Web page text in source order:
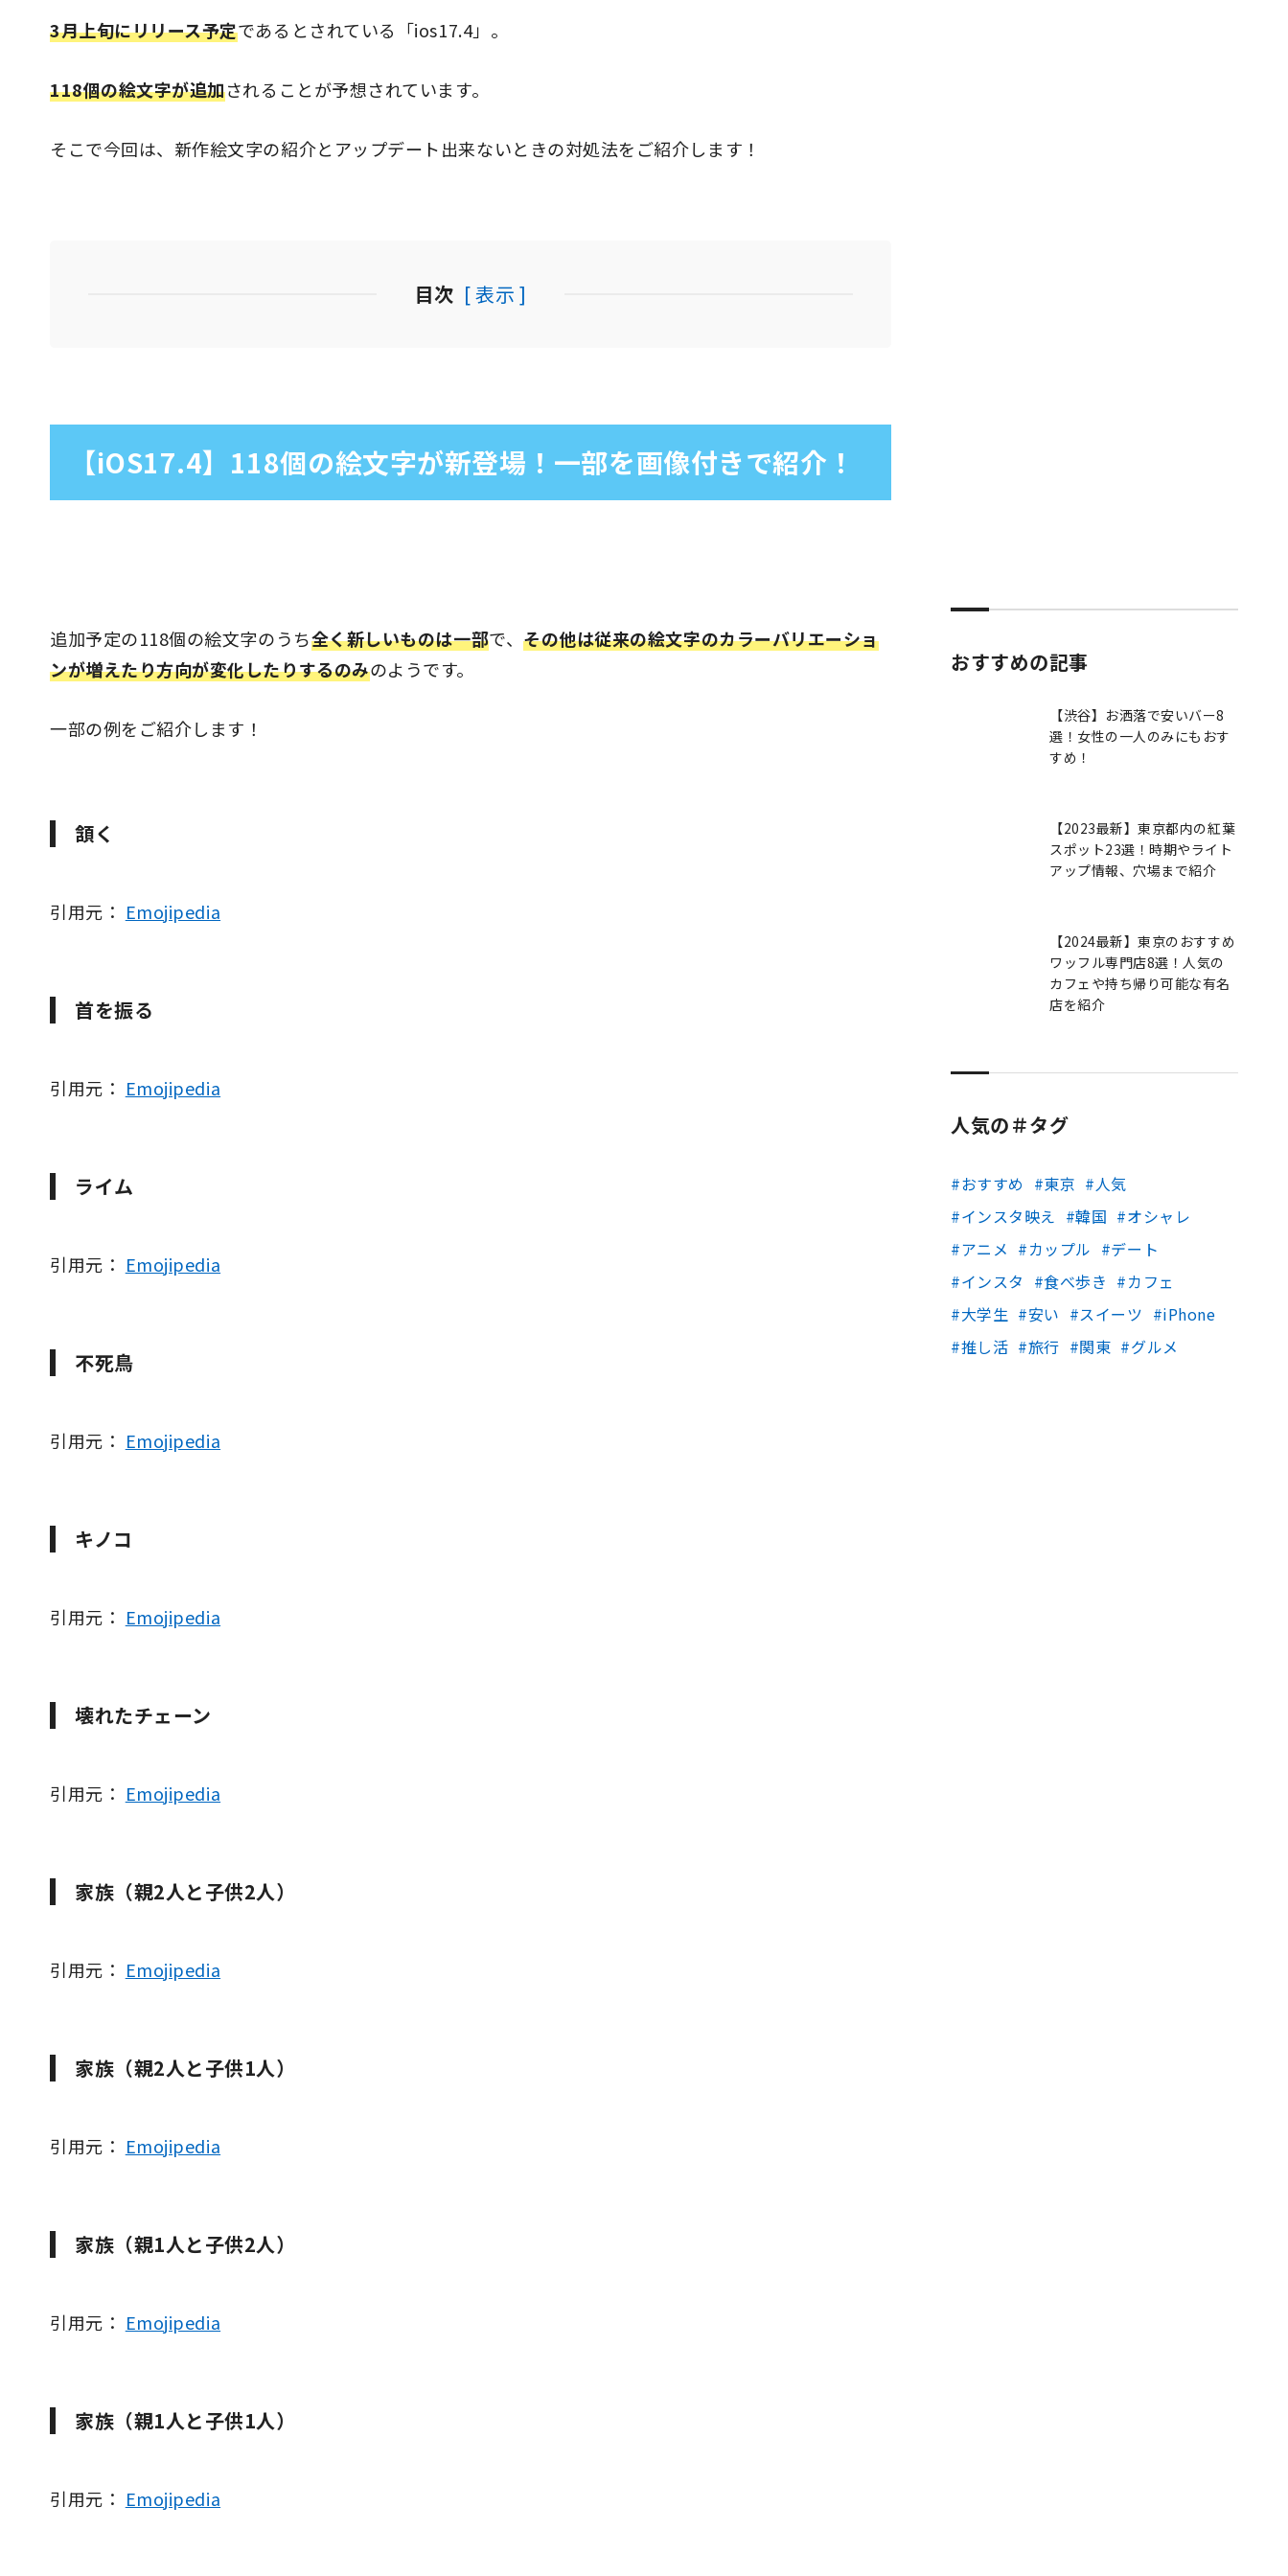
3月上旬にリリース予定であるとされている「ios17.4」。
118個の絵文字が追加されることが予想されています。
そこで今回は、新作絵文字の紹介とアップデート出来ないときの対処法をご紹介します！
目次 [ 表示 ]
【iOS17.4】118個の絵文字が新登場！一部を画像付きで紹介！
追加予定の118個の絵文字のうち全く新しいものは一部で、その他は従来の絵文字のカラーバリエーショ
ンが増えたり方向が変化したりするのみのようです。
一部の例をご紹介します！
頷く
引用元： Emojipedia
首を振る
引用元： Emojipedia
ライム
引用元： Emojipedia
不死鳥
引用元： Emojipedia
キノコ
引用元： Emojipedia
壊れたチェーン
引用元： Emojipedia
家族（親2人と子供2人）
引用元： Emojipedia
家族（親2人と子供1人）
引用元： Emojipedia
家族（親1人と子供2人）
引用元： Emojipedia
家族（親1人と子供1人）
引用元： Emojipedia
おすすめの記事
【渋谷】お洒落で安いバー8
選！女性の一人のみにもおす
すめ！
【2023最新】東京都内の紅葉
スポット23選！時期やライト
アップ情報、穴場まで紹介
【2024最新】東京のおすすめ
ワッフル専門店8選！人気の
カフェや持ち帰り可能な有名
店を紹介
人気の＃タグ
おすすめ 東京
人気
インスタ映え
韓国
オシャレ
アニメ
カップル
デート
インスタ
食べ歩き
カフェ
大学生
安い スイーツ
iPhone
推し活
旅行 関東 グルメ